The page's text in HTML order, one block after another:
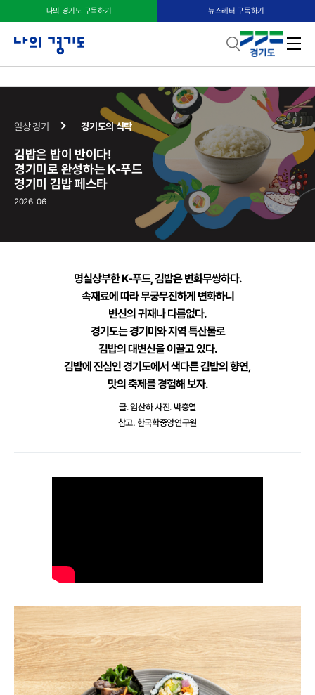
나의 경기도 구독하기 뉴스레터 구독하기
김밥은 밥이 반이다! 경기미로 완성하는 K-푸드 경기미 김밥 페스타
일상 경기 경기도의 식탁
김밥은 밥이 반이다!
경기미로 완성하는 K-푸드
경기미 김밥 페스타
2026. 06
명실상부한 K-푸드, 김밥은 변화무쌍하다.
속재료에 따라 무궁무진하게 변화하니
변신의 귀재나 다름없다.
경기도는 경기미와 지역 특산물로
김밥의 대변신을 이끌고 있다.
김밥에 진심인 경기도에서 색다른 김밥의 향연,
맛의 축제를 경험해 보자.
글. 임산하사진. 박충열
참고. 한국학중앙연구원